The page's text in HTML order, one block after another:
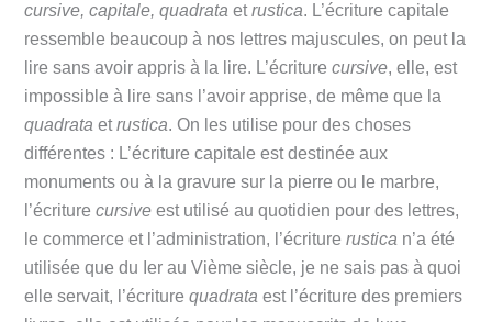
cursive, capitale, quadrata etrustica. L’écriture capitale
ressemble beaucoup à nos lettres majuscules, on peut la
lire sans avoir appris à la lire. L’écriturecursive, elle, est
impossible à lire sans l’avoir apprise, de même que la
quadrata etrustica. On les utilise pour des choses
différentes : L’écriture capitale est destinée aux
monuments ou à la gravure sur la pierre ou le marbre,
l’écriturecursive est utilisé au quotidien pour des lettres,
le commerce et l’administration, l’écriturerustica n’a été
utilisée que du Ier au Vième siècle, je ne sais pas à quoi
elle servait, l’écriture quadrata est l’écriture des premiers